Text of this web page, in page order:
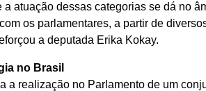
a atuação dessas categorias se dá no
os parlamentares, a partir de
a deputada Erika Kokay.
no Brasil
a realização no Parlamento de um